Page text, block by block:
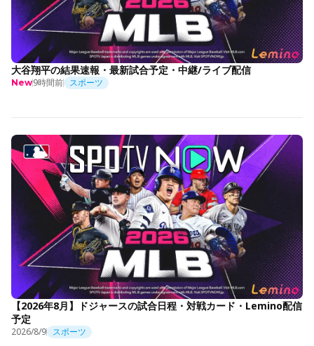
大谷翔平の結果速報・最新試合予定・中継/ライブ配信
New9時間前 スポーツ
【2026年8月】ドジャースの試合日程・対戦カード・Lemino配信
予定
2026/8/9 スポーツ